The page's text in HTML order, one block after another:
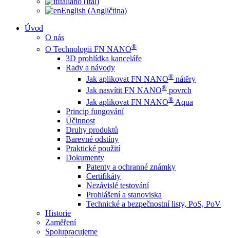
English (Angličtina)
Úvod
O nás
O Technologii FN NANO®
3D prohlídka kanceláře
Rady a návody
Jak aplikovat FN NANO® nátěry
Jak nasvítit FN NANO® povrch
Jak aplikovat FN NANO® Aqua
Princip fungování
Účinnost
Druhy produktů
Barevné odstíny
Praktické použití
Dokumenty
Patenty a ochranné známky
Certifikáty
Nezávislé testování
Prohlášení a stanoviska
Technické a bezpečnostní listy, PoS, PoV
Historie
Zaměření
Spolupracujeme